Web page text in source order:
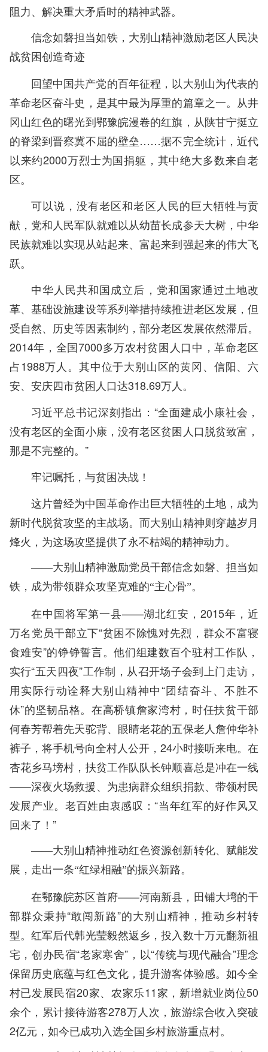
阻力、解决重大矛盾时的精神武器。
信念如磐担当如铁，大别山精神激励老区人民决
战贫困创造奇迹
回望中国共产党的百年征程，以大别山为代表的
革命老区奋斗史，是其中最为厚重的篇章之一。从井
冈山红色的曙光到鄂豫皖漫卷的红旗，从陕甘宁挺立
的脊梁到晋察冀不屈的壁垒……据不完全统计，近代
以来约2000万烈士为国捐躯，其中绝大多数来自老
区。
可以说，没有老区和老区人民的巨大牺牲与贡
献，党和人民军队就难以从幼苗长成参天大树，中华
民族就难以实现从站起来、富起来到强起来的伟大飞
跃。
中华人民共和国成立后，党和国家通过土地改
革、基础设施建设等系列举措持续推进老区发展，但
受自然、历史等因素制约，部分老区发展依然滞后。
2014年，全国7000多万农村贫困人口中，革命老区
占1988万人。其中位于大别山区的黄冈、信阳、六
安、安庆四市贫困人口达318.69万人。
习近平总书记深刻指出：“全面建成小康社会，
没有老区的全面小康，没有老区贫困人口脱贫致富，
那是不完整的。”
牢记嘱托，与贫困决战！
这片曾经为中国革命作出巨大牺牲的土地，成为
新时代脱贫攻坚的主战场。而大别山精神则穿越岁月
烽火，为这场攻坚提供了永不枯竭的精神动力。
——大别山精神激励党员干部信念如磐、担当如
铁，成为带领群众攻坚克难的“主心骨”。
在中国将军第一县——湖北红安，2015年，近
万名党员干部立下“贫困不除愧对先烈，群众不富寝
食难安”的铮铮誓言。他们组建数百个驻村工作队，
实行“五天四夜”工作制，从召开场子会到上门走访，
用实际行动诠释大别山精神中“团结奋斗、不胜不
休”的坚韧品格。在高桥镇詹家湾村，时任扶贫干部
何春芳帮着先天驼背、眼睛老花的五保老人詹仲华补
裤子，将手机号向全村人公开，24小时接听来电。在
杏花乡马塝村，扶贫工作队队长钟顺喜总是冲在一线
——深夜火场救援、为患病群众组织捐款、带领村民
发展产业。老百姓由衷感叹：“当年红军的好作风又
回来了！”
——大别山精神推动红色资源创新转化、赋能发
展，走出一条“红绿相融”的振兴新路。
在鄂豫皖苏区首府——河南新县，田铺大塆的干
部群众秉持“敢闯新路”的大别山精神，推动乡村转
型。红军后代韩光莹毅然返乡，投入数十万元翻新祖
宅，创办民宿“老家寒舍”，以“传统与现代融合”理念
保留历史底蕴与红色文化，提升游客体验感。如今全
村已发展民宿20家、农家乐11家，新增就业岗位50
余个，累计接待游客278万人次，旅游综合收入突破
2亿元，如今已成功入选全国乡村旅游重点村。